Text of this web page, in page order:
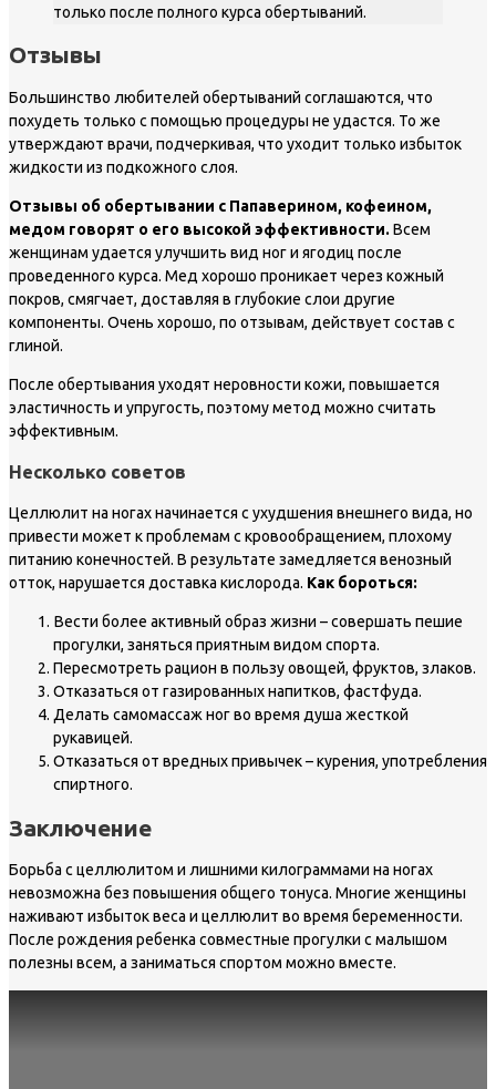
только после полного курса обертываний.
Отзывы
Большинство любителей обертываний соглашаются, что
похудеть только с помощью процедуры не удастся. То же
утверждают врачи, подчеркивая, что уходит только избыток
жидкости из подкожного слоя.
Отзывы об обертывании с Папаверином, кофеином,
медом говорят о его высокой эффективности. Всем
женщинам удается улучшить вид ног и ягодиц после
проведенного курса. Мед хорошо проникает через кожный
покров, смягчает, доставляя в глубокие слои другие
компоненты. Очень хорошо, по отзывам, действует состав с
глиной.
После обертывания уходят неровности кожи, повышается
эластичность и упругость, поэтому метод можно считать
эффективным.
Несколько советов
Целлюлит на ногах начинается с ухудшения внешнего вида, но
привести может к проблемам с кровообращением, плохому
питанию конечностей. В результате замедляется венозный
отток, нарушается доставка кислорода. Как бороться:
Вести более активный образ жизни – совершать пешие
прогулки, заняться приятным видом спорта.
Пересмотреть рацион в пользу овощей, фруктов, злаков.
Отказаться от газированных напитков, фастфуда.
Делать самомассаж ног во время душа жесткой
рукавицей.
Отказаться от вредных привычек – курения, употребления
спиртного.
Заключение
Борьба с целлюлитом и лишними килограммами на ногах
невозможна без повышения общего тонуса. Многие женщины
наживают избыток веса и целлюлит во время беременности.
После рождения ребенка совместные прогулки с малышом
полезны всем, а заниматься спортом можно вместе.